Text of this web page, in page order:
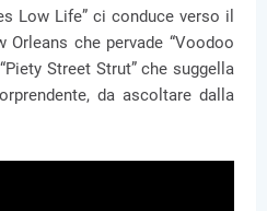
Low Life” ci conduce verso il
che pervade “Voodoo
Street Strut” che suggella
da ascoltare dalla